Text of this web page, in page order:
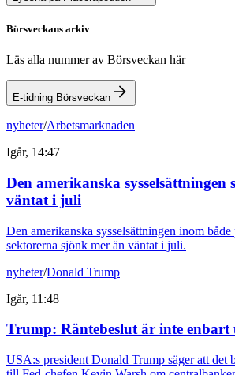
Börsveckans arkiv
Läs alla nummer av Börsveckan här
E-tidning Börsveckan
nyheter/Arbetsmarknaden
Igår, 14:47
Den amerikanska sysselsättningen
väntat i juli
Den amerikanska sysselsättningen inom
sektorerna sjönk mer än väntat i juli.
nyheter/Donald Trump
Igår, 11:48
Trump: Räntebeslut är inte
USA:s president Donald Trump säger att det